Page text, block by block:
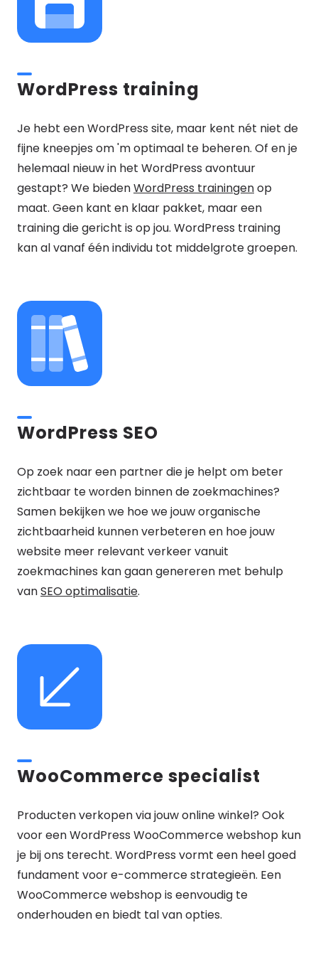
WordPress training
Je hebt een WordPress site, maar kent nét niet de
fijne kneepjes om 'm optimaal te beheren. Of en je
helemaal nieuw in het WordPress avontuur
gestapt? We biedenWordPress trainingenop
maat. Geen kant en klaar pakket, maar een
training die gericht is op jou. WordPress training
kan al vanaf één individu tot middelgrote groepen.
WordPress SEO
Op zoek naar een partner die je helpt om beter
zichtbaar te worden binnen de zoekmachines?
Samen bekijken we hoe we jouw organische
zichtbaarheid kunnen verbeteren en hoe jouw
website meer relevant verkeer vanuit
zoekmachines kan gaan genereren met behulp
vanSEO optimalisatie.
WooCommerce specialist
Producten verkopen via jouw online winkel? Ook
voor een WordPress WooCommerce webshop kun
je bij ons terecht. WordPress vormt een heel goed
fundament voor e-commerce strategieën. Een
WooCommerce webshop is eenvoudig te
onderhouden en biedt tal van opties.